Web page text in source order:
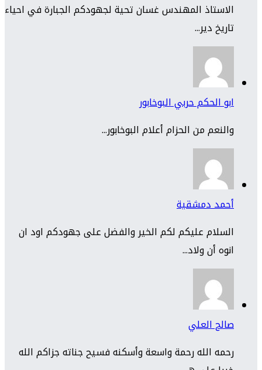
الاستاذ المهندس غسان تحية لجهودكم الجبارة في احياء
تاريخ دير...
ابو الحكم حربي البوخابور
والنعم من الحزام أعلام البوخابور...
أحمد دمشقية
السلام عليكم لكم الخير والفضل على جهودكم اود ان
انوه أن ولاد...
صالح العلي
رحمه الله رحمة واسعة وأسكنه فسيح جناته جزاكم الله